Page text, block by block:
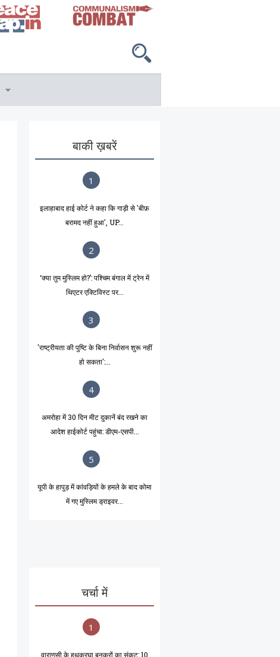
बाकी ख़बरें
1
इलाहाबाद हाई कोर्ट ने कहा कि गाड़ी से 'बीफ़
बरामद नहीं हुआ', UP...
2
‘क्या तुम मुस्लिम हो?’: पश्चिम बंगाल में ट्रेन में
थिएटर एक्टिविस्ट पर...
3
'राष्ट्रीयता की पुष्टि के बिना निर्वासन शुरू नहीं
हो सकता':...
4
अमरोहा में 30 दिन मीट दुकानें बंद रखने का
आदेश हाईकोर्ट पहुंचा: डीएम-एसपी...
5
यूपी के हापुड़ में कांवड़ियों के हमले के बाद कोमा
में गए मुस्लिम ड्राइवर...
चर्चा में
1
वाराणसी के हथकरघा बुनकरों का संकट: 10